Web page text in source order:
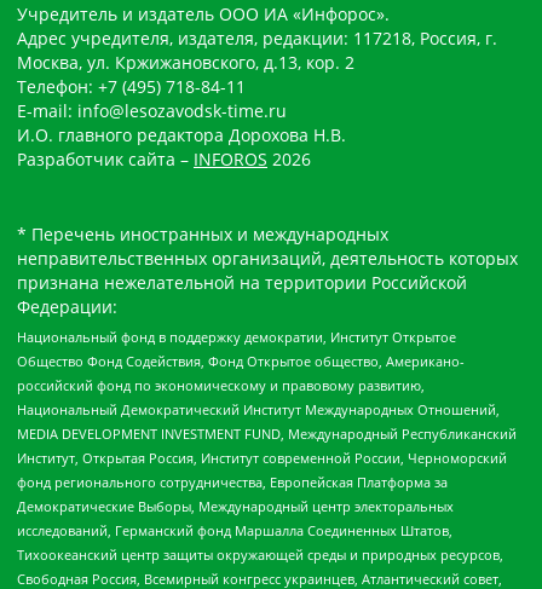
Учредитель и издатель ООО ИА «Инфорос».
Адрес учредителя, издателя, редакции: 117218, Россия, г.
Москва, ул. Кржижановского, д.13, кор. 2
Телефон: +7 (495) 718-84-11
E-mail: info@lesozavodsk-time.ru
И.О. главного редактора Дорохова Н.В.
Разработчик сайта – INFOROS 2026
* Перечень иностранных и международных
неправительственных организаций, деятельность которых
признана нежелательной на территории Российской
Федерации:
Национальный фонд в поддержку демократии, Институт Открытое
Общество Фонд Содействия, Фонд Открытое общество, Американо-
российский фонд по экономическому и правовому развитию,
Национальный Демократический Институт Международных Отношений,
MEDIA DEVELOPMENT INVESTMENT FUND, Международный Республиканский
Институт, Открытая Россия, Институт современной России, Черноморский
фонд регионального сотрудничества, Европейская Платформа за
Демократические Выборы, Международный центр электоральных
исследований, Германский фонд Маршалла Соединенных Штатов,
Тихоокеанский центр защиты окружающей среды и природных ресурсов,
Свободная Россия, Всемирный конгресс украинцев, Атлантический совет,